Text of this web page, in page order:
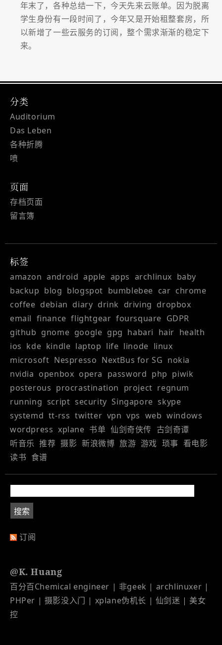
年末了，各种总结一下，今天先来云账单。因为脱离
学生身份有一段时间了，今年又是开始租整套房，所
以新增了一些云服务的订阅，整个需求渐渐的稳定下
来。
分类
Auditorium
Das Leben
各种折腾
喷
页面
存档页面
留言簿
标签
amazon android apple apps archlinux baby
backup blog blogspot bumblebee car chrome
coffee debian diary drink driving dropbox
email finance flightgear foursquare GDPR
github gnome google gpg habari hair health
ios kde kindle laptop life linode linux
microsoft Nespresso NextBus for SG nokia
nvidia openbox opera password php piwik
posterous procrastination project regnum
running script security Singapore skype
systemd tt-rss twitter vpn vps web windows
wordpress xplane 书单 仙剑奇侠传 古剑奇谭
听音乐 推荐 摄影 新浪微博 旅游 游戏 琐事 看电影
读书 食谱
订阅
@K. Huang
百分百Chemical engineer | 非geek | archlinuxer |
PHPer | 摄影没入门 | xplane伪机长 | 仙剑迷 | 美女
控